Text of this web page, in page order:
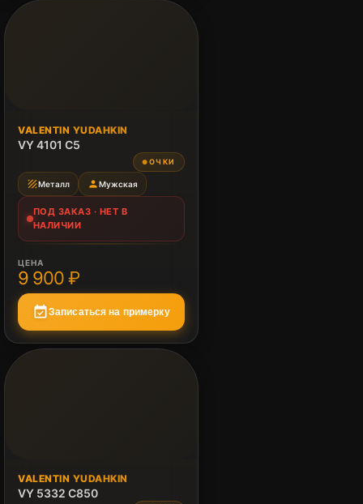
ПОД ЗАКАЗ
Нет в наличии
VALENTIN YUDAHKIN
VY 4101 C5
● ОЧКИ
textureМеталл personМужская
ПОД ЗАКАЗ · НЕТ В
НАЛИЧИИ
ЦЕНА
9 900 ₽
event_availableЗаписаться на примерку
ПОД ЗАКАЗ
Нет в наличии
VALENTIN YUDAHKIN
VY 5332 C850